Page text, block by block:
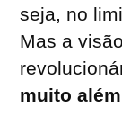
seja, no
Mas a
muito